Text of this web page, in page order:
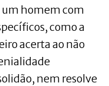
um homem com
como a
acerta ao não
nem resolve